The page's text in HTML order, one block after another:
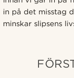
in på det misstag
minskar slipsens